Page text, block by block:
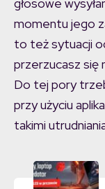
głosowe
momentu jego
to też sytuacji
przerzucasz się
Do tej pory
przy użyciu
takimi